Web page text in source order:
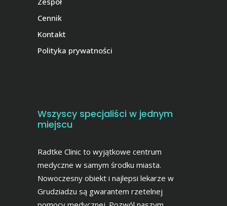
Cennik
Kontakt
Polityka prywatności
Wszyscy specjaliści w jednym
miejscu
Radtke Clinic to wyjątkowe centrum
medyczne w samym środku miasta.
Nowoczesny obiekt i najlepsi lekarze w
Grudziadzu są gwarantem rzetelnej